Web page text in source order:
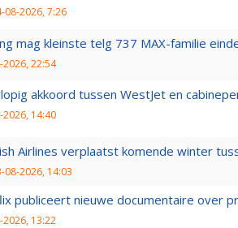
08-2026, 7:26
mag kleinste telg 737 MAX-familie
2026, 22:54
akkoord tussen WestJet en
2026, 14:40
Airlines verplaatst komende winter
08-2026, 14:03
publiceert nieuwe documentaire over
2026, 13:22